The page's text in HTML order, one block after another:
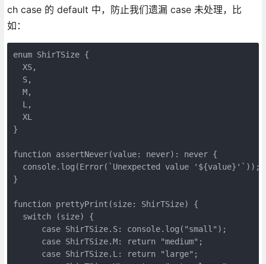
ch case 的 default 中，防止我们遗漏 case 未处理，比
如：
enum ShirTSize {
  XS,
  S,
  M,
  L,
  XL
}
function assertNever(value: never): never {
  console.log(Error(`Unexpected value '${value}'`));
}
function prettyPrint(size: ShirTSize) {
  switch (size) {
      case ShirTSize.S: console.log("small");
      case ShirTSize.M: return "medium";
      case ShirTSize.L: return "large";